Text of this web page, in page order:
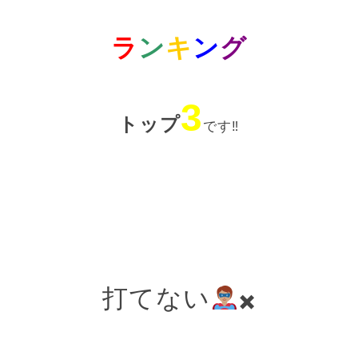
ラ ンキング
トップ3 です‼
打てない ✖